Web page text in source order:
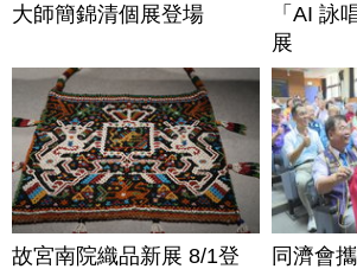
大師簡錦清個展登場
「AI 詠
展
故宮南院織品新展 8/1登
同濟會